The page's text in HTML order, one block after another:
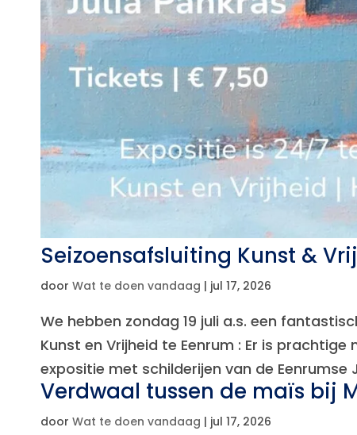
Seizoensafsluiting Kunst &
door Wat te doen vandaag | jul 17, 2026
We hebben zondag 19 juli a.s. een
Kunst en Vrijheid te Eenrum : Er is
expositie met schilderijen van de Eenrumse
Verdwaal tussen de maïs bij
door Wat te doen vandaag | jul 17, 2026